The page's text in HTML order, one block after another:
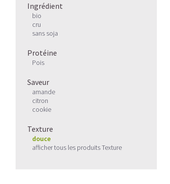
Ingrédient
bio
cru
sans soja
Protéine
Pois
Saveur
amande
citron
cookie
Texture
douce
afficher tous les produits Texture